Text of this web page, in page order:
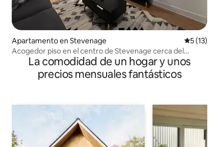
Apartamento en Stevenage
5 (13)
Acogedor piso en el centro de Stevenage cerca del
parque y el museo
La comodidad de un hogar y unos
precios mensuales fantásticos